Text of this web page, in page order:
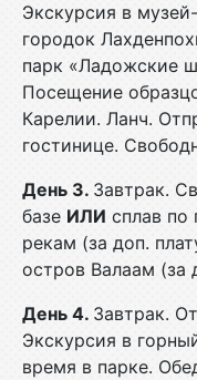
Экскурсия в
городок
парк «Ладожские
Посещение
Карелии. Ланч.
гостинице.
День 3. Завтрак.
базе ИЛИ сплав
рекам (за доп.
остров Валаам (за
День 4. Завтрак.
Экскурсия в
время в парке.